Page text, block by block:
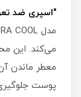
"اسپری ضد
می‌کند. این
معطر ماندن